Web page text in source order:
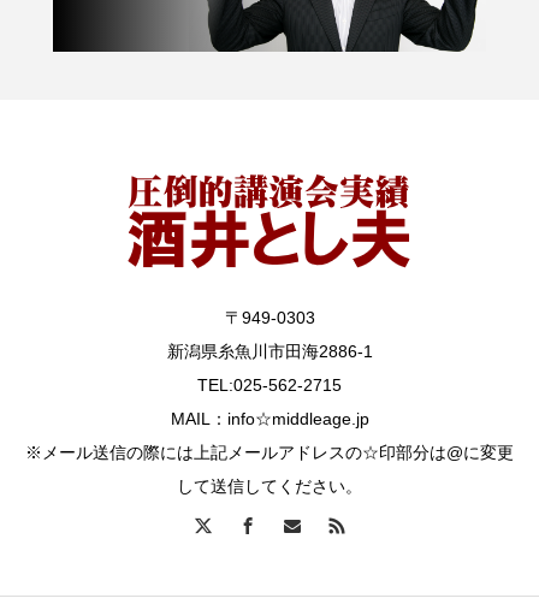
〒949-0303
新潟県糸魚川市田海2886-1
TEL:025-562-2715
MAIL：info☆middleage.jp
※メール送信の際には上記メールアドレスの☆印部分は@に変更
して送信してください。